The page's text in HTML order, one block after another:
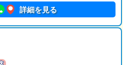
詳細を見る